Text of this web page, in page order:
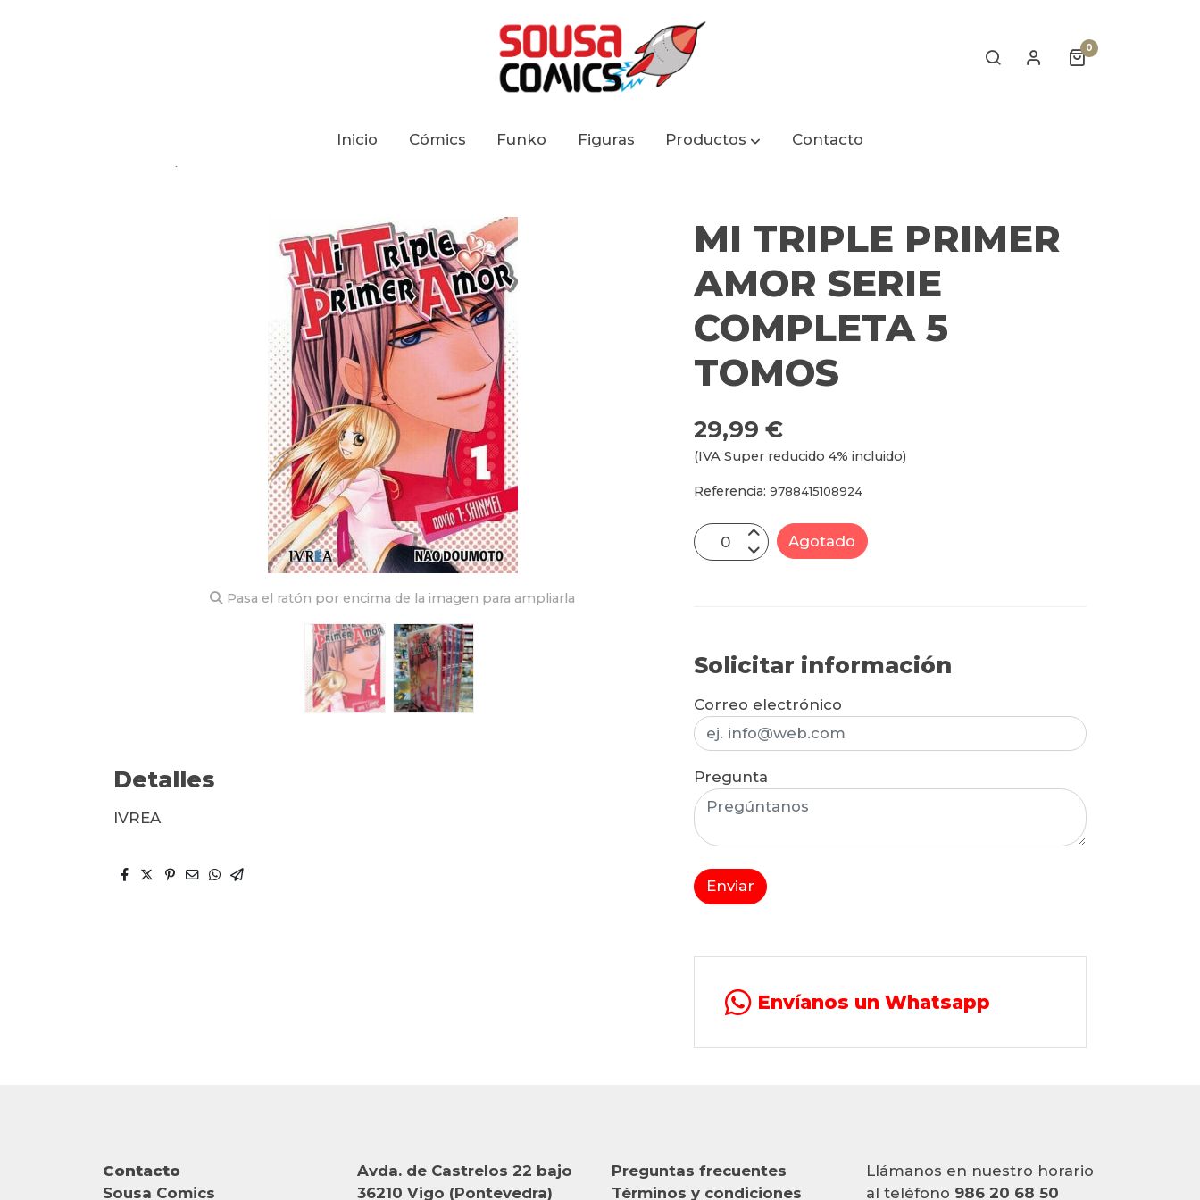
0
Inicio Cómics Funko Figuras Productos
Contacto
Pasa el ratón por encima de la imagen para ampliarla
Detalles
IVREA
MI TRIPLE PRIMER
AMOR SERIE
COMPLETA 5
TOMOS
29,99 €
(IVA Super reducido 4% incluido)
Referencia:9788415108924
Agotado
Solicitar información
Correo electrónico
Pregunta
Enviar
Envíanos un Whatsapp
Contacto
Sousa Comics
Avda. de Castrelos 22 bajo
36210 Vigo (Pontevedra)
Preguntas frecuentes
Términos y condiciones
Llámanos en nuestro horario
al teléfono 986 20 68 50